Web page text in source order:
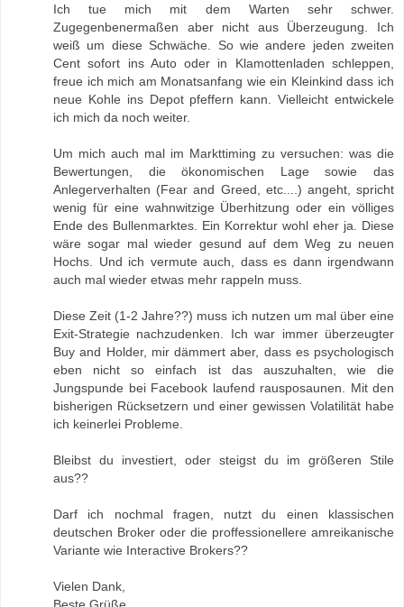
Ich tue mich mit dem Warten sehr schwer.
Zugegenbenermaßen aber nicht aus Überzeugung. Ich
weiß um diese Schwäche. So wie andere jeden zweiten
Cent sofort ins Auto oder in Klamottenladen schleppen,
freue ich mich am Monatsanfang wie ein Kleinkind dass ich
neue Kohle ins Depot pfeffern kann. Vielleicht entwickele
ich mich da noch weiter.
Um mich auch mal im Markttiming zu versuchen: was die
Bewertungen, die ökonomischen Lage sowie das
Anlegerverhalten (Fear and Greed, etc....) angeht, spricht
wenig für eine wahnwitzige Überhitzung oder ein völliges
Ende des Bullenmarktes. Ein Korrektur wohl eher ja. Diese
wäre sogar mal wieder gesund auf dem Weg zu neuen
Hochs. Und ich vermute auch, dass es dann irgendwann
auch mal wieder etwas mehr rappeln muss.
Diese Zeit (1-2 Jahre??) muss ich nutzen um mal über eine
Exit-Strategie nachzudenken. Ich war immer überzeugter
Buy and Holder, mir dämmert aber, dass es psychologisch
eben nicht so einfach ist das auszuhalten, wie die
Jungspunde bei Facebook laufend rausposaunen. Mit den
bisherigen Rücksetzern und einer gewissen Volatilität habe
ich keinerlei Probleme.
Bleibst du investiert, oder steigst du im größeren Stile
aus??
Darf ich nochmal fragen, nutzt du einen klassischen
deutschen Broker oder die proffessionellere amreikanische
Variante wie Interactive Brokers??
Vielen Dank,